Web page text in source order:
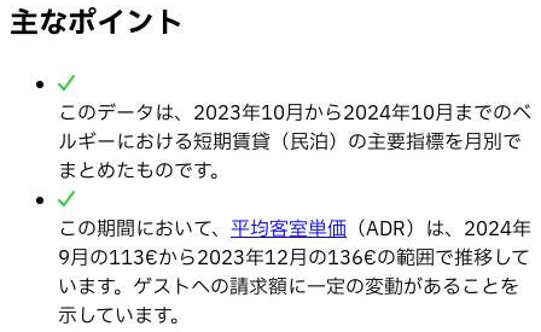
主なポイント
このデータは、2023年10月から2024年10月までのベ
ルギーにおける短期賃貸（民泊）の主要指標を月別で
まとめたものです。
この期間において、 平均客室単価 （ADR）は、2024年
9月の113€から2023年12月の136€の範囲で推移して
います。ゲストへの請求額に一定の変動があることを
示しています。